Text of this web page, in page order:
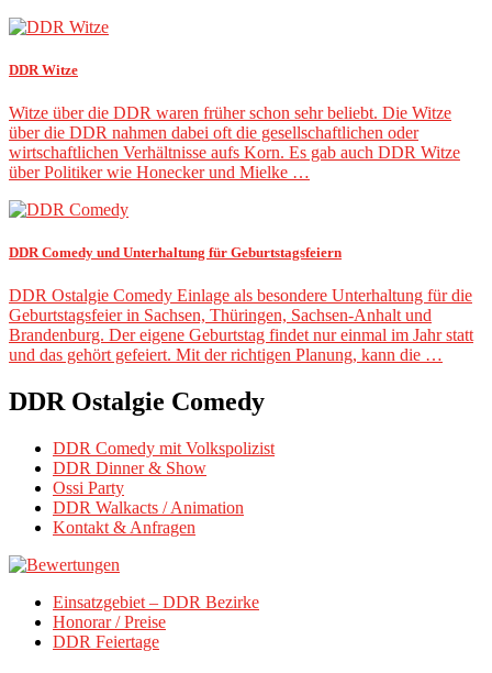
DDR Witze
Witze über die DDR waren früher schon sehr beliebt. Die Witze
über die DDR nahmen dabei oft die gesellschaftlichen oder
wirtschaftlichen Verhältnisse aufs Korn. Es gab auch DDR Witze
über Politiker wie Honecker und Mielke …
DDR Comedy und Unterhaltung für Geburtstagsfeiern
DDR Ostalgie Comedy Einlage als besondere Unterhaltung für die
Geburtstagsfeier in Sachsen, Thüringen, Sachsen-Anhalt und
Brandenburg. Der eigene Geburtstag findet nur einmal im Jahr statt
und das gehört gefeiert. Mit der richtigen Planung, kann die …
DDR Ostalgie Comedy
DDR Comedy mit Volkspolizist
DDR Dinner & Show
Ossi Party
DDR Walkacts / Animation
Kontakt & Anfragen
Einsatzgebiet – DDR Bezirke
Honorar / Preise
DDR Feiertage